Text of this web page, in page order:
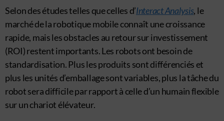
Selon des études telles que celles d’Interact Analysis, le
marché de la robotique mobile connaît une croissance
rapide, mais les obstacles au retour sur investissement
(ROI) restent importants. Les robots ont besoin de
standardisation. Plus les produits sont différenciés et
plus les unités d’emballage sont variables, plus la tâche du
robot sera difficile par rapport à celle d’un humain flexible
sur un chariot élévateur.